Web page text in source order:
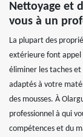
Nettoyage et
vous à un
La plupart des
extérieure font appel
éliminer les taches et
adaptés à votre
des mousses. À
professionnel à qui
compétences et du